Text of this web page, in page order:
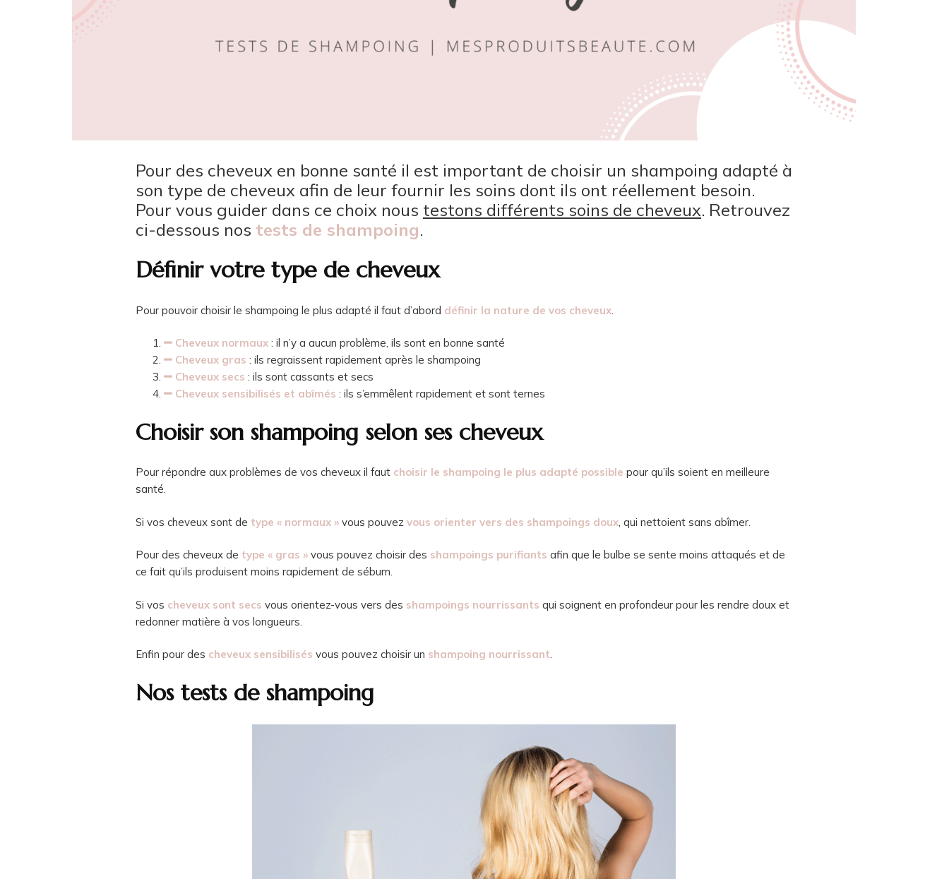
Pour des cheveux en bonne santé il est important de choisir un shampoing adapté à
son type de cheveux afin de leur fournir les soins dont ils ont réellement besoin.
Pour vous guider dans ce choix nous testons différents soins de cheveux. Retrouvez
ci-dessous nos tests de shampoing.
Définir votre type de cheveux
Pour pouvoir choisir le shampoing le plus adapté il faut d’abord définir la nature de vos cheveux.
Cheveux normaux : il n’y a aucun problème, ils sont en bonne santé
Cheveux gras : ils regraissent rapidement après le shampoing
Cheveux secs : ils sont cassants et secs
Cheveux sensibilisés et abîmés : ils s’emmêlent rapidement et sont ternes
Choisir son shampoing selon ses cheveux
Pour répondre aux problèmes de vos cheveux il faut choisir le shampoing le plus adapté possible pour qu’ils soient en meilleure
santé.
Si vos cheveux sont de type « normaux » vous pouvez vous orienter vers des shampoings doux, qui nettoient sans abîmer.
Pour des cheveux de type « gras » vous pouvez choisir des shampoings purifiants afin que le bulbe se sente moins attaqués et de
ce fait qu’ils produisent moins rapidement de sébum.
Si vos cheveux sont secs vous orientez-vous vers des shampoings nourrissants qui soignent en profondeur pour les rendre doux et
redonner matière à vos longueurs.
Enfin pour des cheveux sensibilisés vous pouvez choisir un shampoing nourrissant.
Nos tests de shampoing